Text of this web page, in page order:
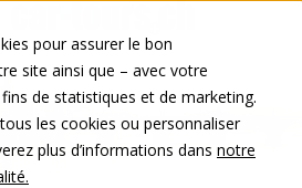
pour assurer le bon
site ainsi que – avec votre
de statistiques et de marketing.
les cookies ou personnaliser
plus d’informations dans notre